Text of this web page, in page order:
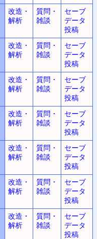
改造・
解析
質問・
雑談
セーブ
データ
投稿
改造・
解析
質問・
雑談
セーブ
データ
投稿
改造・
解析
質問・
雑談
セーブ
データ
投稿
改造・
解析
質問・
雑談
セーブ
データ
投稿
改造・
解析
質問・
雑談
セーブ
データ
投稿
改造・
解析
質問・
雑談
セーブ
データ
投稿
改造・
解析
質問・
雑談
セーブ
データ
投稿